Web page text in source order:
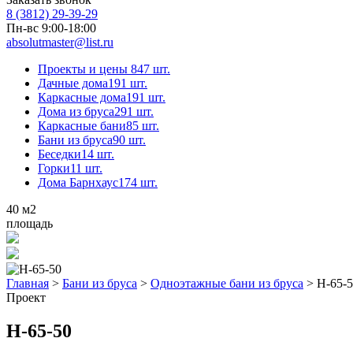
8 (3812) 29-39-29
Пн-вс 9:00-18:00
absolutmaster@list.ru
Проекты и цены 847 шт.
Дачные дома191 шт.
Каркасные дома191 шт.
Дома из бруса291 шт.
Каркасные бани85 шт.
Бани из бруса90 шт.
Беседки14 шт.
Горки11 шт.
Дома Барнхаус174 шт.
40 м2
площадь
Главная > Бани из бруса > Одноэтажные бани из бруса > Н-65-
Проект
Н-65-50